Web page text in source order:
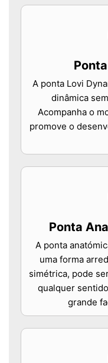
A ponta Lovi
dinâmica
Acompanha o
promove o
Ponta
A ponta
uma forma
simétrica, pode
qualquer
grande